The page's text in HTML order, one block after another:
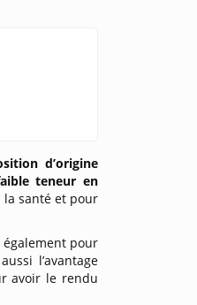
d’origine
teneur en
santé et pour
également pour
l’avantage
avoir le rendu